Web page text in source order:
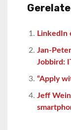
LinkedIn
Jan-
Jobbird:
“Apply
Jeff